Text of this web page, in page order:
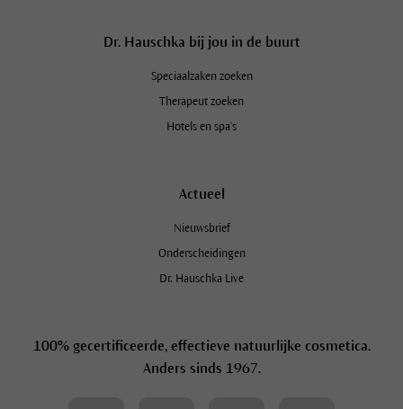
Dr. Hauschka bij jou in de buurt
Speciaalzaken zoeken
Therapeut zoeken
Hotels en spa's
Actueel
Nieuwsbrief
Onderscheidingen
Dr. Hauschka Live
100% gecertificeerde, effectieve natuurlijke cosmetica.
Anders sinds 1967.